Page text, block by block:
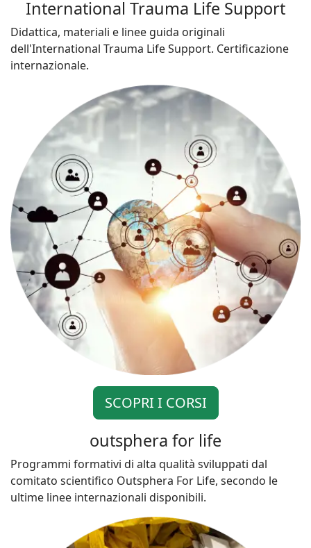
International Trauma Life Support
Didattica, materiali e linee guida originali
dell'International Trauma Life Support. Certificazione
internazionale.
SCOPRI I CORSI
outsphera for life
Programmi formativi di alta qualità sviluppati dal
comitato scientifico Outsphera For Life, secondo le
ultime linee internazionali disponibili.